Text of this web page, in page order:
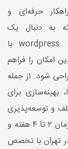
حرفه‌ای و
به دنبال یک
وب‌سایت قابل‌اعتماد و انعطاف‌پذیر هستند. wordpress با
امکان را فراهم
شود. از جمله
برای
و توسعه‌پذیری
بالاست. طراحی وب سایت وردپرسی در مدت زمان ۲ تا ۴ هفته و
تهران با تخصص